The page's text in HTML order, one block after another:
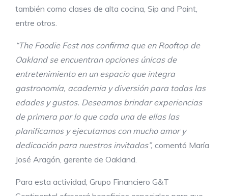
también como clases de alta cocina, Sip and Paint,
entre otros.
“The Foodie Fest nos confirma que en Rooftop de
Oakland se encuentran opciones únicas de
entretenimiento en un espacio que integra
gastronomía, academia y diversión para todas las
edades y gustos. Deseamos brindar experiencias
de primera por lo que cada una de ellas las
planificamos y ejecutamos con mucho amor y
dedicación para nuestros invitados”, comentó María
José Aragón, gerente de Oakland.
Para esta actividad, Grupo Financiero G&T